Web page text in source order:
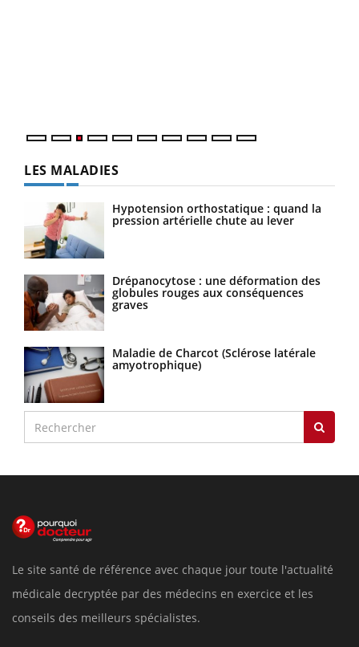
LES MALADIES
Hypotension orthostatique : quand la
pression artérielle chute au lever
Drépanocytose : une déformation des
globules rouges aux conséquences
graves
Maladie de Charcot (Sclérose latérale
amyotrophique)
Le site santé de référence avec chaque jour toute l'actualité
médicale decryptée par des médecins en exercice et les
conseils des meilleurs spécialistes.